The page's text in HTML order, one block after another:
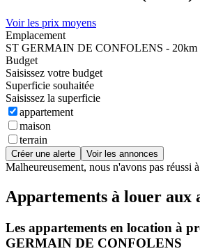
Voir les prix moyens
Emplacement
ST GERMAIN DE CONFOLENS - 20km
Budget
Saisissez votre budget
Superficie souhaitée
Saisissez la superficie
appartement
maison
terrain
Créer une alerte Voir les annonces
Malheureusement, nous n'avons pas réussi
Appartements à louer aux
Les appartements en location à
GERMAIN DE CONFOLENS